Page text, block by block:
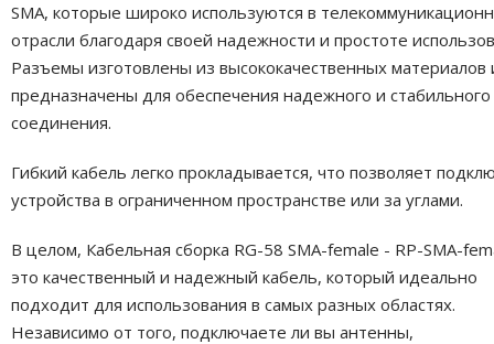
SMA, которые широко используются в
отрасли благодаря своей надежности и простоте
Разъемы изготовлены из высококачественных материалов
предназначены для обеспечения надежного и стабильного
соединения.
Гибкий кабель легко прокладывается, что позволяет
устройства в ограниченном пространстве или за углами.
В целом, Кабельная сборка RG-58 SMA-female - RP-SMA-
это качественный и надежный кабель, который идеально
подходит для использования в самых разных областях.
Независимо от того, подключаете ли вы антенны,